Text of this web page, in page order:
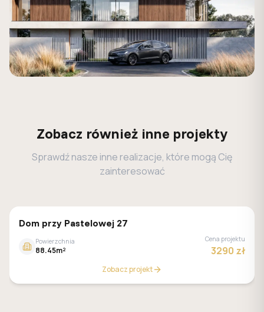
Zobacz również inne projekty
Sprawdź nasze inne realizacje, które mogą Cię
zainteresować
GALERIA DOMÓW
Dom przy Pastelowej 27
Powierzchnia
88.45m²
Cena projektu
3290 zł
Zobacz projekt